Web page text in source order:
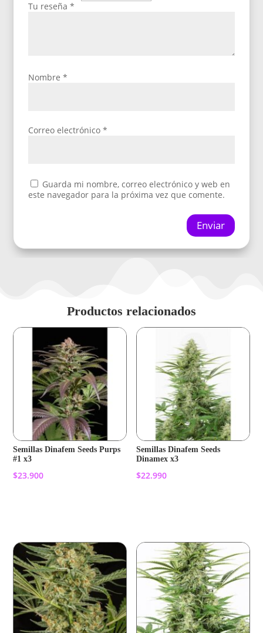
Tu reseña*
Nombre*
Correo electrónico*
Guarda mi nombre, correo electrónico y web en
este navegador para la próxima vez que comente.
Enviar
Productos relacionados
Semillas Dinafem Seeds Purps
#1 x3
$23.900
Semillas Dinafem Seeds
Dinamex x3
$22.990